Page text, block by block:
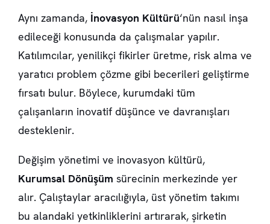
Aynı zamanda, İnovasyon Kültürü‘nün nasıl inşa
edileceği konusunda da çalışmalar yapılır.
Katılımcılar, yenilikçi fikirler üretme, risk alma ve
yaratıcı problem çözme gibi becerileri geliştirme
fırsatı bulur. Böylece, kurumdaki tüm
çalışanların inovatif düşünce ve davranışları
desteklenir.
Değişim yönetimi ve inovasyon kültürü,
Kurumsal Dönüşüm sürecinin merkezinde yer
alır. Çalıştaylar aracılığıyla, üst yönetim takımı
bu alandaki yetkinliklerini artırarak, şirketin